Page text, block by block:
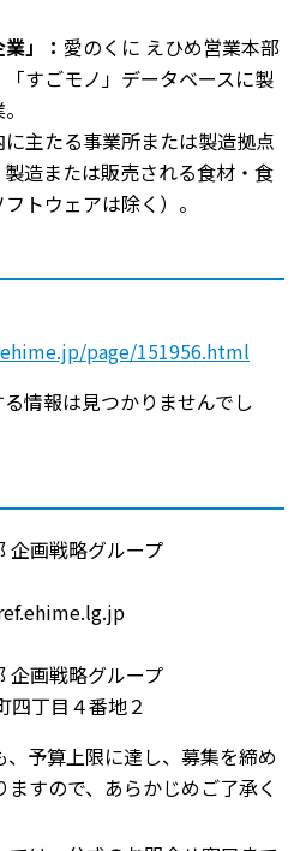
」： 愛のくに えひめ営業本部
すごモノ」データベースに製
に主たる事業所または製造拠点
造または販売される食材・食
トウェアは除く）。
page/151956.html
情報は見つかりませんでし
企画戦略グループ
企画戦略グループ
四丁目４番地２
予算上限に達し、募集を締め
すので、あらかじめご了承く